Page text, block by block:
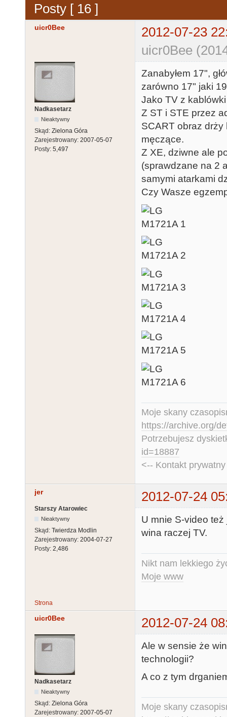
Posty [ 16 ]
uicr0Bee
2012-07-23
uicr0Bee
Nadkasetarz
Nieaktywny
Skąd: Zielona Góra
Zarejestrowany: 2007-05-07
Posty: 5,497
Zanabyłem 17",
zarówno 17" jaki
Jako TV z
Z ST i STE przez
SCART obraz drży
męczące.
Z XE, dziwne ale
(sprawdzane na 2
samymi atarkami
Czy Wasze
Moje skany
https://archive.org/
Potrzebujesz
id=18887
<-- Kontakt
jer 2012-07-24
Starszy Atarowiec
Nieaktywny
Skąd: Twierdza Modlin
Zarejestrowany: 2004-07-27
Posty: 2,486
U mnie S-video
wina raczej TV.
Nikt nam lekkiego
Moje www
Strona
uicr0Bee 2012-07-24
Nadkasetarz
Nieaktywny
Skąd: Zielona Góra
Zarejestrowany: 2007-05-07
Ale w sensie że
technologii?
A co z tym
Moje skany